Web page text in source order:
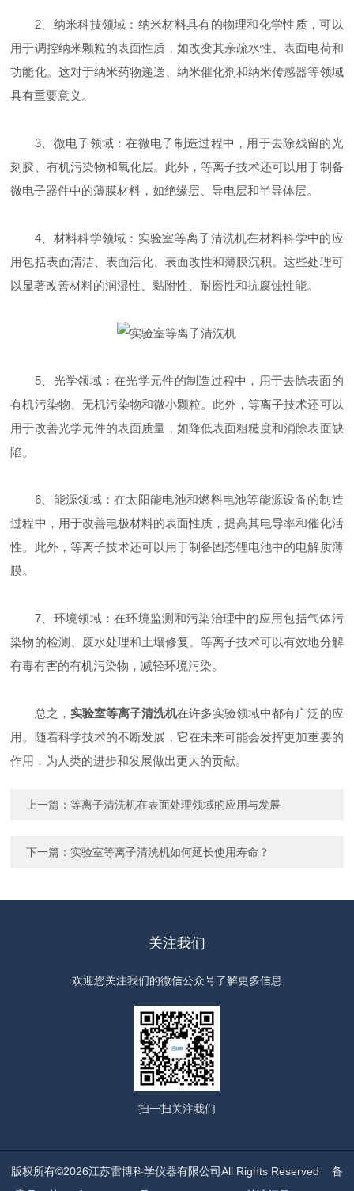
2、纳米科技领域：纳米材料具有的物理和化学性质，可以
用于调控纳米颗粒的表面性质，如改变其亲疏水性、表面电荷和
功能化。这对于纳米药物递送、纳米催化剂和纳米传感器等领域
具有重要意义。
3、微电子领域：在微电子制造过程中，用于去除残留的光
刻胶、有机污染物和氧化层。此外，等离子技术还可以用于制备
微电子器件中的薄膜材料，如绝缘层、导电层和半导体层。
4、材料科学领域：实验室等离子清洗机在材料科学中的应
用包括表面清洁、表面活化、表面改性和薄膜沉积。这些处理可
以显著改善材料的润湿性、黏附性、耐磨性和抗腐蚀性能。
5、光学领域：在光学元件的制造过程中，用于去除表面的
有机污染物、无机污染物和微小颗粒。此外，等离子技术还可以
用于改善光学元件的表面质量，如降低表面粗糙度和消除表面缺
陷。
6、能源领域：在太阳能电池和燃料电池等能源设备的制造
过程中，用于改善电极材料的表面性质，提高其电导率和催化活
性。此外，等离子技术还可以用于制备固态锂电池中的电解质薄
膜。
7、环境领域：在环境监测和污染治理中的应用包括气体污
染物的检测、废水处理和土壤修复。等离子技术可以有效地分解
有毒有害的有机污染物，减轻环境污染。
总之， 实验室等离子清洗机在许多实验领域中都有广泛的应
用。随着科学技术的不断发展，它在未来可能会发挥更加重要的
作用，为人类的进步和发展做出更大的贡献。
上一篇：等离子清洗机在表面处理领域的应用与发展
下一篇： 实验室等离子清洗机如何延长使用寿命？
关注我们
欢迎您关注我们的微信公众号了解更多信息
扫一扫关注我们
版权所有©2026江苏雷博科学仪器有限公司All Rights Reserved 备